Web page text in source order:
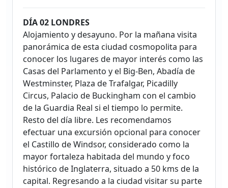
DÍA 02 LONDRES
Alojamiento y desayuno. Por la mañana visita
panorámica de esta ciudad cosmopolita para
conocer los lugares de mayor interés como las
Casas del Parlamento y el Big-Ben, Abadía de
Westminster, Plaza de Trafalgar, Picadilly
Circus, Palacio de Buckingham con el cambio
de la Guardia Real si el tiempo lo permite.
Resto del día libre. Les recomendamos
efectuar una excursión opcional para conocer
el Castillo de Windsor, considerado como la
mayor fortaleza habitada del mundo y foco
histórico de Inglaterra, situado a 50 kms de la
capital. Regresando a la ciudad visitar su parte